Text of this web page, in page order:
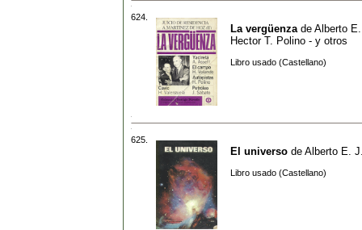
624.
La vergüenza de Alberto
Hector T. Polino - y otros
Libro usado (Castellano)
625.
El universo de Alberto E.
Libro usado (Castellano)